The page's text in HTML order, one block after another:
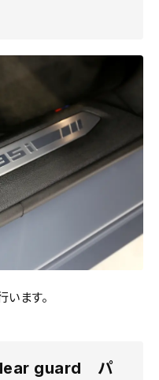
ます。
clear guard パ